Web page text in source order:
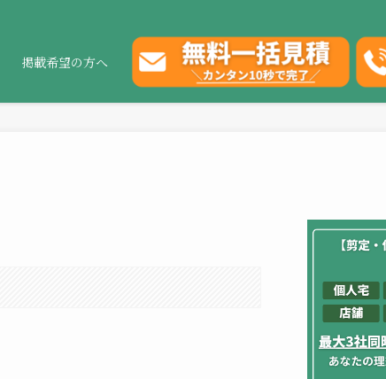
掲載希望の方へ